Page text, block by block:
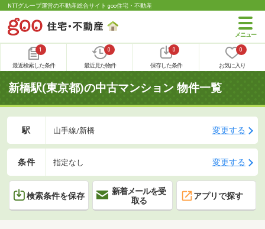
NTTグループ運営の不動産総合サイト goo住宅・不動産
1
最近検索した条件
0
最近見た物件
0
保存した条件
0
お気に入り
新橋駅(東京都)の中古マンション 物件一覧
駅 山手線/新橋 変更する
条件 指定なし 変更する
検索条件を保存
新着メールを受
取る
アプリで探す